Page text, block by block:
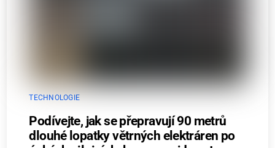
TECHNOLOGIE
Podívejte, jak se přepravují 90 metrů
dlouhé lopatky větrných elektráren po